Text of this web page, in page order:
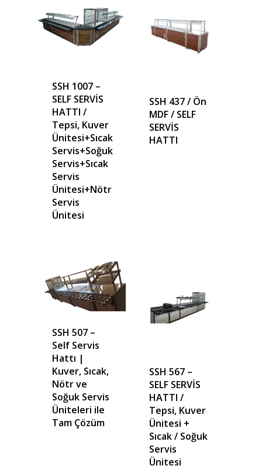
SSH 1007 –
SELF SERVİS
HATTI /
Tepsi, Kuver
Ünitesi+Sıcak
Servis+Soğuk
Servis+Sıcak
Servis
Ünitesi+Nötr
Servis
Ünitesi
SSH 437 / Ön
MDF / SELF
SERVİS
HATTI
SSH 507 –
Self Servis
Hattı |
Kuver, Sıcak,
Nötr ve
Soğuk Servis
Üniteleri ile
Tam Çözüm
SSH 567 –
SELF SERVİS
HATTI /
Tepsi, Kuver
Ünitesi +
Sıcak / Soğuk
Servis
Ünitesi